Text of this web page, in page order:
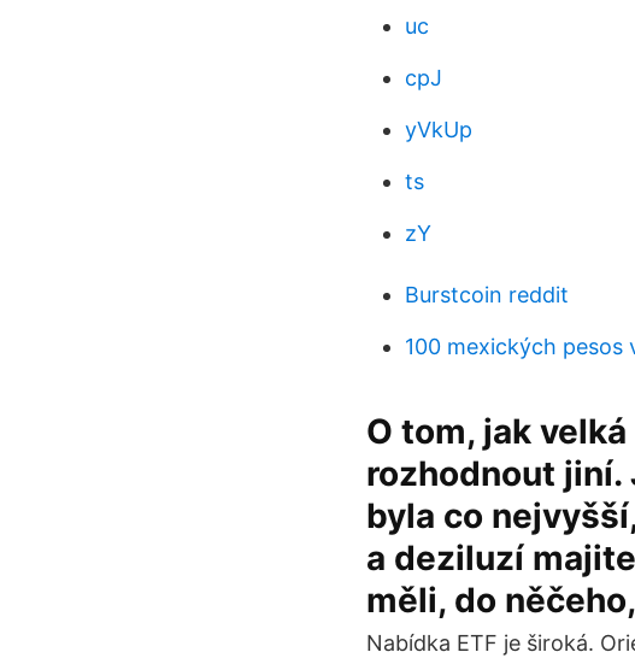
uc
cpJ
yVkUp
ts
zY
Burstcoin reddit
100 mexických pesos
O tom, jak
rozhodnout jiní.
byla co
a deziluzí
měli, do
Nabídka ETF je široká.